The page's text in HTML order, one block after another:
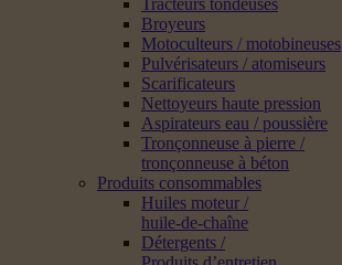
Tracteurs tondeuses
Broyeurs
Motoculteurs / motobineuses
Pulvérisateurs / atomiseurs
Scarificateurs
Nettoyeurs haute pression
Aspirateurs eau / poussière
Tronçonneuse à pierre /
tronçonneuse à béton
Produits consommables
Huiles moteur /
huile-de-chaîne
Détergents /